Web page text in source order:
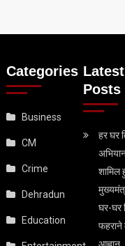
Categories
Business
CM
Crime
Dehradun
Education
Latest
Posts
हर घर
शामिल
घर-घर
फहराने
आह्वान